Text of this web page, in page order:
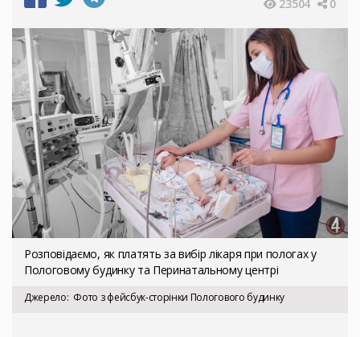
23504 0
Розповідаємо, як платять за вибір лікаря при пологах у
Пологовому будинку та Перинатальному центрі
Джерело Фото з фейсбук-сторінки Пологового будинку